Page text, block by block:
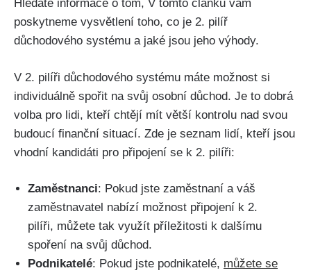
Hledáte informace o tom, V tomto článku vám
poskytneme vysvětlení toho, co je 2. pilíř
důchodového systému a jaké jsou jeho výhody.
V 2. pilíři důchodového systému máte možnost si
individuálně spořit na svůj osobní důchod. Je to dobrá
volba pro lidi, kteří chtějí mít větší kontrolu nad svou
budoucí finanční situací. Zde je seznam lidí, kteří jsou
vhodní kandidáti pro připojení se k 2. pilíři:
Zaměstnanci: Pokud jste zaměstnaní a váš
zaměstnavatel nabízí možnost připojení k 2.
pilíři, můžete tak využít příležitosti k dalšímu
spoření na svůj důchod.
Podnikatelé: Pokud jste podnikatelé, můžete se